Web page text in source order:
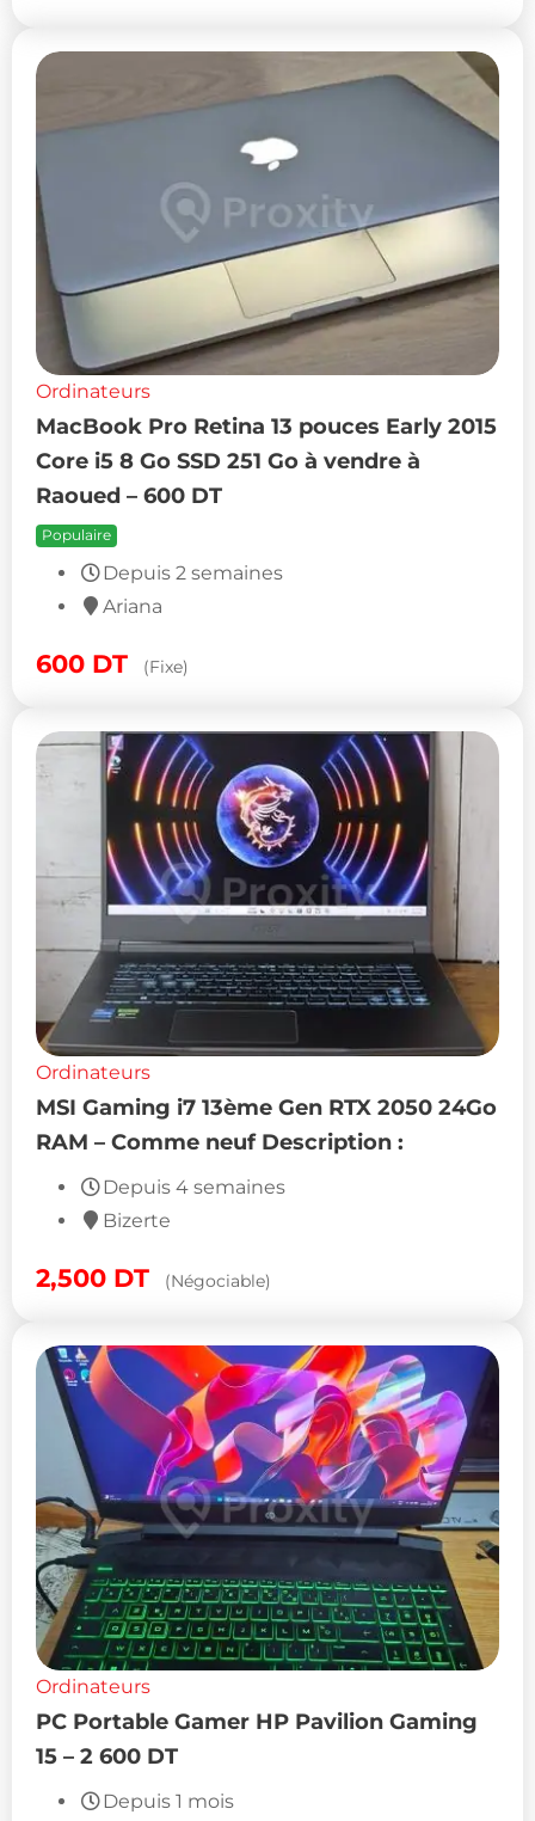
Ordinateurs
MacBook Pro Retina 13 pouces Early 2015
Core i5 8 Go SSD 251 Go à vendre à
Raoued – 600 DT
Populaire
Depuis 2 semaines
Ariana
600 DT (Fixe)
Ordinateurs
MSI Gaming i7 13ème Gen RTX 2050 24Go
RAM – Comme neuf Description :
Depuis 4 semaines
Bizerte
2,500 DT (Négociable)
Ordinateurs
PC Portable Gamer HP Pavilion Gaming
15 – 2 600 DT
Depuis 1 mois